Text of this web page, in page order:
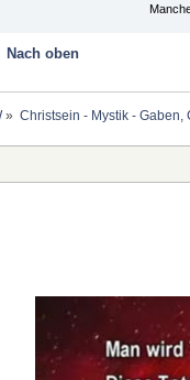
Nach oben
» Christsein - Mystik - Gaben,